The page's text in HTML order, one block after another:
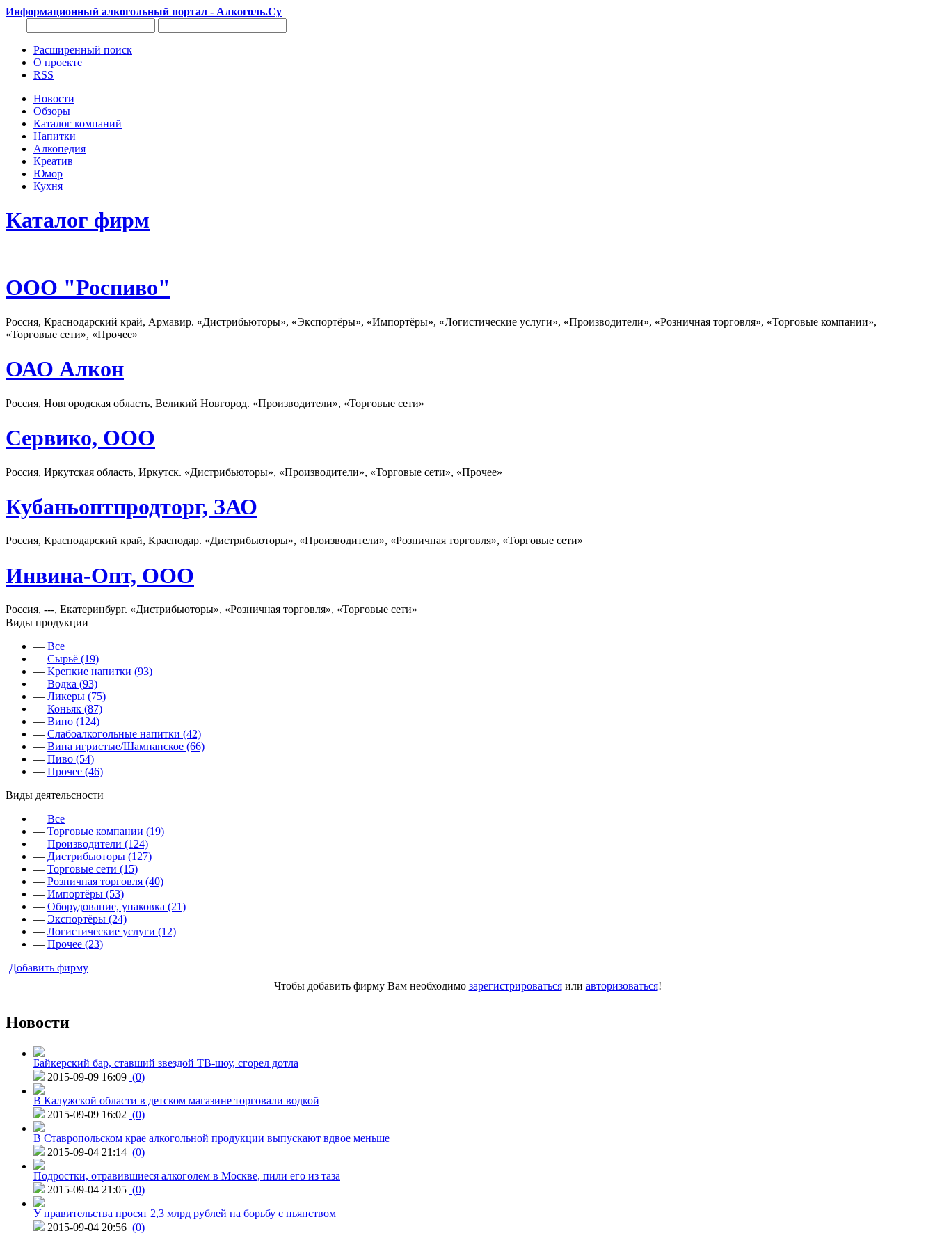
Информационный алкогольный портал - Алкоголь.Су
Расширенный поиск
О проекте
RSS
Новости
Обзоры
Каталог компаний
Напитки
Алкопедия
Креатив
Юмор
Кухня
Каталог фирм
ООО "Роспиво"
Россия, Краснодарский край, Армавир. «Дистрибьюторы», «Экспортёры», «Импортёры», «Логистические услуги», «Производители», «Розничная торговля», «Торговые компании»,
«Торговые сети», «Прочее»
ОАО Алкон
Россия, Новгородская область, Великий Новгород. «Производители», «Торговые сети»
Сервико, ООО
Россия, Иркутская область, Иркутск. «Дистрибьюторы», «Производители», «Торговые сети», «Прочее»
Кубаньоптпродторг, ЗАО
Россия, Краснодарский край, Краснодар. «Дистрибьюторы», «Производители», «Розничная торговля», «Торговые сети»
Инвина-Опт, ООО
Россия, ---, Екатеринбург. «Дистрибьюторы», «Розничная торговля», «Торговые сети»
Виды продукции
— Все
— Сырьё (19)
— Крепкие напитки (93)
— Водка (93)
— Ликеры (75)
— Коньяк (87)
— Вино (124)
— Слабоалкогольные напитки (42)
— Вина игристые/Шампанское (66)
— Пиво (54)
— Прочее (46)
Виды деятельсности
— Все
— Торговые компании (19)
— Производители (124)
— Дистрибьюторы (127)
— Торговые сети (15)
— Розничная торговля (40)
— Импортёры (53)
— Оборудование, упаковка (21)
— Экспортёры (24)
— Логистические услуги (12)
— Прочее (23)
Добавить фирму
Чтобы добавить фирму Вам необходимо зарегистрироватьсяили авторизоваться!
Новости
Байкерский бар, ставший звездой ТВ-шоу, сгорел дотла
2015-09-09 16:09 (0)
В Калужской области в детском магазине торговали водкой
2015-09-09 16:02 (0)
В Ставропольском крае алкогольной продукции выпускают вдвое меньше
2015-09-04 21:14 (0)
Подростки, отравившиеся алкоголем в Москве, пили его из таза
2015-09-04 21:05 (0)
У правительства просят 2,3 млрд рублей на борьбу с пьянством
2015-09-04 20:56 (0)